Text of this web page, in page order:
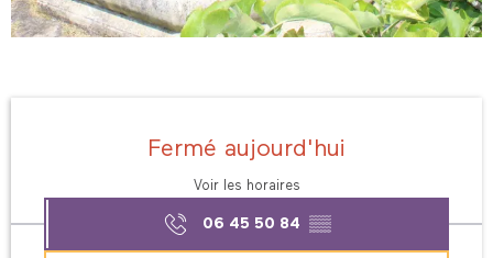
Fermé aujourd'hui
Voir les horaires
06 45 50 84 ▒▒